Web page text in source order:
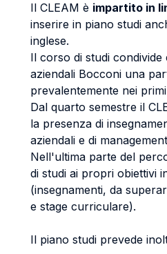
Il CLEAM è impartito in
inserire in piano studi
inglese.
Il corso di studi
aziendali Bocconi una
prevalentemente nei
Dal quarto semestre il
la presenza di
aziendali e di
Nell'ultima parte del
di studi ai propri obiettivi
(insegnamenti, da
e stage curriculare).
Il piano studi prevede